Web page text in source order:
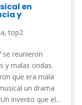
en
y
,top2
se reunieron
y malas ondas.
que era mala
un drama
invento que el...